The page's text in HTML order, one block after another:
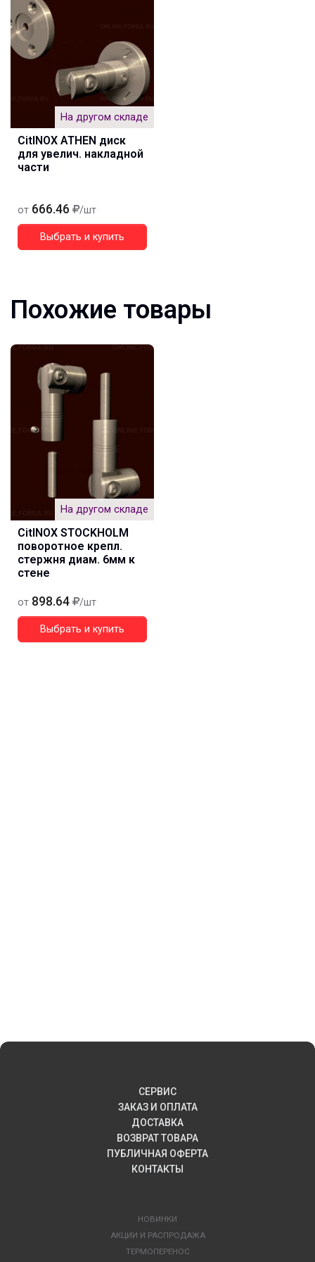
На другом складе
CitINOX ATHEN диск
для увелич. накладной
части
от 666.46 /шт
Выбрать и купить
Похожие товары
На другом складе
CitINOX STOCKHOLM
поворотное крепл.
стержня диам. 6мм к
стене
от 898.64 /шт
Выбрать и купить
СЕРВИС
ЗАКАЗ И ОПЛАТА
ДОСТАВКА
ВОЗВРАТ ТОВАРА
ПУБЛИЧНАЯ ОФЕРТА
КОНТАКТЫ
НОВИНКИ
АКЦИИ И РАСПРОДАЖА
ТЕРМОПЕРЕНОС